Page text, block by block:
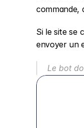
commande,
Si le site se
envoyer un
Le bot